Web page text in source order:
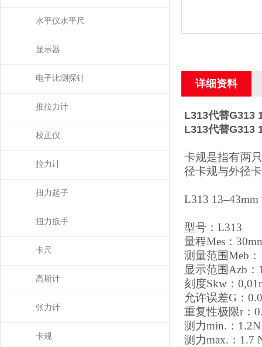
水平仪水平尺
显示器
电子比测探针
推拉力计
校正仪
拉力计
扭力起子
扭力扳手
卡尺
高斯计
张力计
卡规
详细资料
L313代替G313
L313代替G313
卡规是指有两
径卡规与外径
L313 13–43mm
型号： L313
量程Mes ： 30
测量范围Meb ：
显示范围Azb ：
刻度Skw ： 0,01
允许误差G ：
重复性极限r：
测力min. ： 1.2N
测力max. ： 1.7